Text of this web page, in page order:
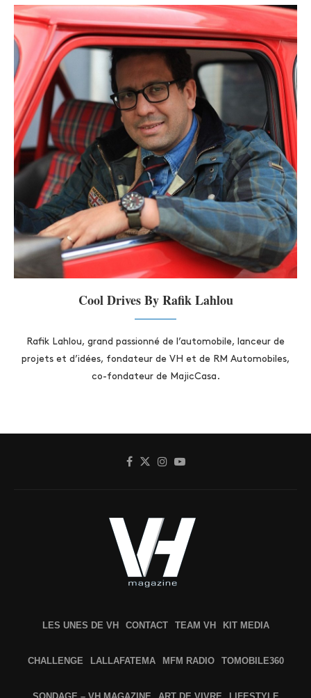
Cool Drives By Rafik Lahlou
Rafik Lahlou, grand passionné de l’automobile, lanceur de
projets et d’idées, fondateur de VH et de RM Automobiles,
co-fondateur de MajicCasa.
LES UNES DE VH CONTACT TEAM VH KIT MEDIA
CHALLENGE LALLAFATEMA MFM RADIO TOMOBILE360
SONDAGE – VH MAGAZINE ART DE VIVRE LIFESTYLE